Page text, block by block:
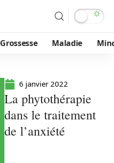
Grossesse Maladie
6 janvier 2022
La phytothérapie
dans le traitement
de l’anxiété